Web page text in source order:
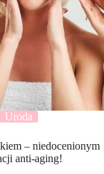
Uroda
– niedocenionym
anti-aging!